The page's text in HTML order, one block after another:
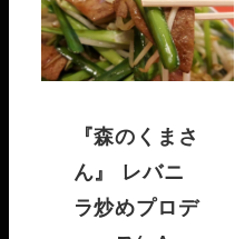
『森のくまさ
ん』 レバニ
ラ炒めプロデ